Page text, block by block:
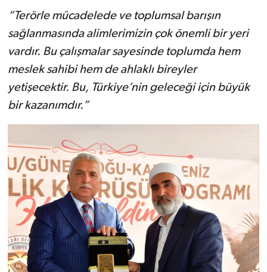
“Terörle mücadelede ve toplumsal barışın
sağlanmasında alimlerimizin çok önemli bir yeri
vardır. Bu çalışmalar sayesinde toplumda hem
meslek sahibi hem de ahlaklı bireyler
yetişecektir. Bu, Türkiye’nin geleceği için büyük
bir kazanımdır.”